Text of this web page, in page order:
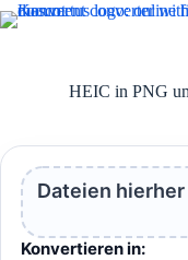
Zum
Inhalt
HEIC in PNG
Dateien
Konvertieren in: